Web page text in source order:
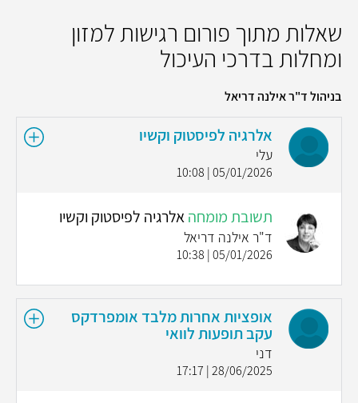
שאלות מתוך פורום רגישות למזון
ומחלות בדרכי העיכול
בניהול ד"ר אילנה דריאל
אלרגיה לפיסטוק וקשיו
עלי
05/01/2026 | 10:08
תשובת מומחהאלרגיה לפיסטוק וקשיו
ד"ר אילנה דריאל
05/01/2026 | 10:38
אופציות אחרות מלבד אומפרדקס
עקב תופעות לוואי
דני
28/06/2025 | 17:17